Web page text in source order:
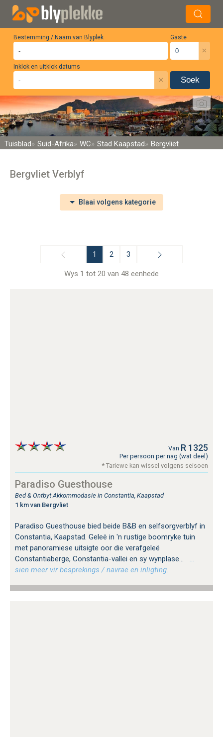
Bestemming / Naam van Blyplek Gaste
×
Inklok en uitklok datums
× Soek
Tuisblad Suid-Afrika WC Stad Kaapstad Bergvliet
Bergvliet Verblyf
Blaai volgens kategorie
1 2 3
Wys 1 tot 20 van 48 eenhede
Van R 1325
Per persoon per nag (wat deel)
* Tariewe kan wissel volgens seisoen
Paradiso Guesthouse
Bed & Ontbyt Akkommodasie in Constantia, Kaapstad
1 km van Bergvliet
Paradiso Guesthouse bied beide B&B en selfsorgverblyf in
Constantia, Kaapstad. Geleë in 'n rustige boomryke tuin
met panoramiese uitsigte oor die verafgeleë
Constantiaberge, Constantia-vallei en sy wynplase...
…
sien meer vir besprekings / navrae en inligting.